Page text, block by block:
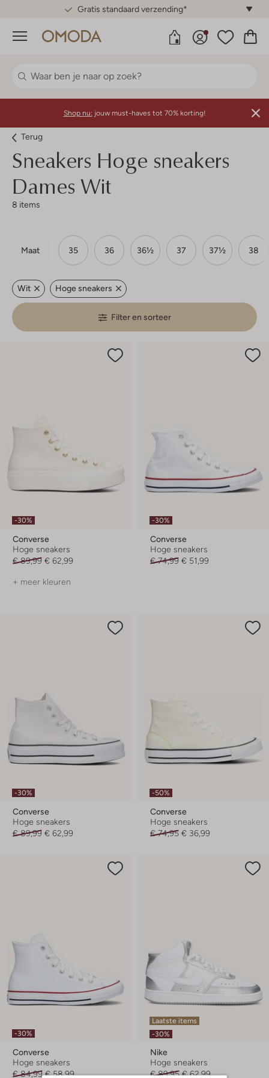
Gratis standaard verzending*
Menu
Shop nu: jouw must-haves tot 70% korting!
Terug
Sneakers Hoge sneakers
Dames Wit
8 items
Maat 35 36 36½ 37 37½ 38
Wit Hoge sneakers
Filter en sorteer
-30%
Converse
Hoge sneakers
€ 89,99 € 62,99
+ meer kleuren
-30%
Converse
Hoge sneakers
€ 74,99 € 51,99
-30%
Converse
Hoge sneakers
€ 89,99 € 62,99
-50%
Converse
Hoge sneakers
€ 74,95 € 36,99
-30%
Converse
Hoge sneakers
€ 84,99 € 58,99
Laatste items
-30%
Nike
Hoge sneakers
€ 89,95 € 62,99